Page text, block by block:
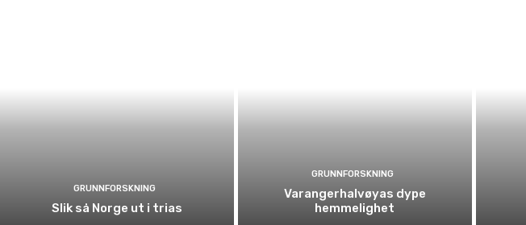
GRUNNFORSKNING
Slik så Norge ut i trias
GRUNNFORSKNING
Varangerhalvøyas dype
hemmelighet